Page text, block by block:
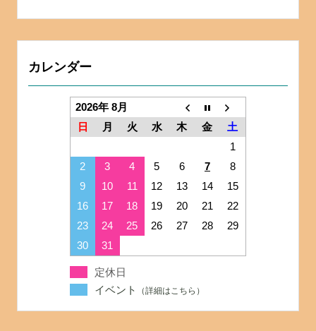
カレンダー
2026年 8月
日
月 火 水 木 金
土
1
2
3 4 5 6 7
8
9
10 11 12 13 14
15
16
17 18 19 20 21
22
23
24 25 26 27 28
29
30
31
定休日
イベント